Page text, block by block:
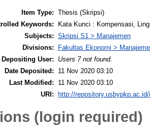
Item Type: Thesis (Skripsi)
Keywords:
Kata Kunci : Kompensasi,
Subjects: Skripsi S1 > Manajemen
Divisions:
Fakultas Ekonomi >
Depositing User:
Users 7 not found.
Date Deposited:
11 Nov 2020 03:10
Last Modified:
11 Nov 2020 03:10
URI:
http://
(login required)